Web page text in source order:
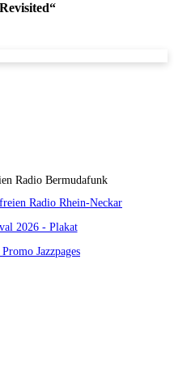
Radio Rhein-Neckar